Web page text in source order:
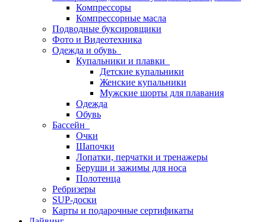
Компрессоры
Компрессорные масла
Подводные буксировщики
Фото и Видеотехника
Одежда и обувь
Купальники и плавки
Детские купальники
Женские купальники
Мужские шорты для плавания
Одежда
Обувь
Бассейн
Очки
Шапочки
Лопатки, перчатки и тренажеры
Беруши и зажимы для носа
Полотенца
Ребризеры
SUP-доски
Карты и подарочные сертификаты